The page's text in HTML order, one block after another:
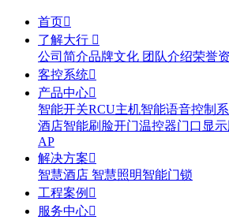
首页
了解大行 
公司简介品牌文化 团队介绍荣誉
客控系统
产品中心
智能开关RCU主机智能语音控制
酒店智能刷脸开门温控器门口显
AP
解决方案
智慧酒店 智慧照明智能门锁
工程案例 
服务中心